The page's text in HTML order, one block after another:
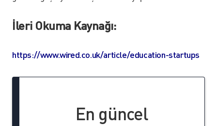
İleri Okuma Kaynağı:
https://www.wired.co.uk/article/education-startups
En güncel